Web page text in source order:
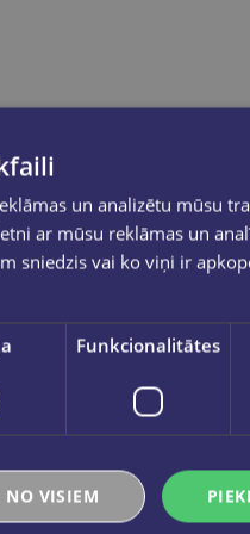
un analizētu mūsu
ar mūsu reklāmas un
sniedzis vai ko viņi ir
Funkcionalitātes
NO VISIEM